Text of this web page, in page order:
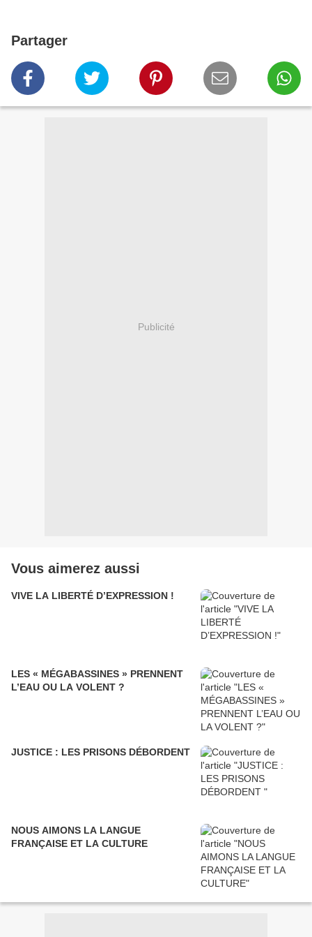
Partager
Publicité
Vous aimerez aussi
VIVE LA LIBERTÉ D’EXPRESSION !
LES « MÉGABASSINES » PRENNENT
L’EAU OU LA VOLENT ?
JUSTICE : LES PRISONS DÉBORDENT
NOUS AIMONS LA LANGUE
FRANÇAISE ET LA CULTURE